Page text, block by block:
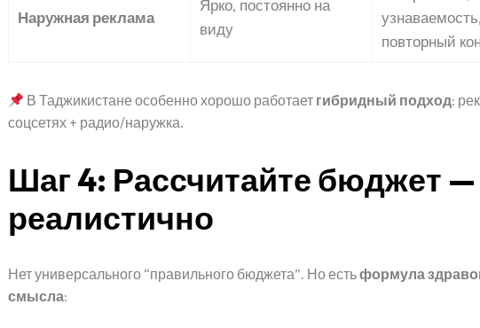
Наружная реклама
Ярко, постоянно на
виду
узнаваемость,
повторный
В Таджикистане особенно хорошо работает гибридный подход:
соцсетях + радио/наружка.
Шаг 4: Рассчитайте бюджет —
реалистично
Нет универсального “правильного бюджета”. Но естьформула
смысла: